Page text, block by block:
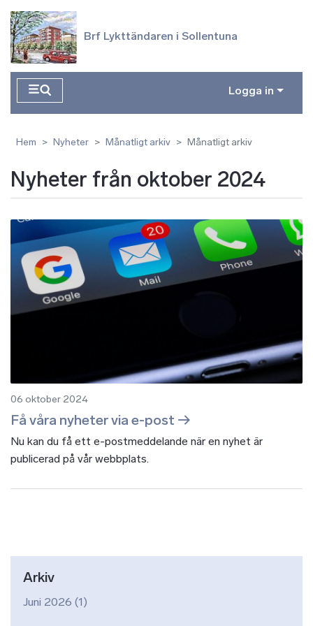
Brf Lykttändaren i Sollentuna
Logga in
Hem Nyheter Månatligt arkiv Månatligt arkiv
Nyheter från oktober 2024
06 oktober 2024
Få våra nyheter via e-post
Nu kan du få ett e-postmeddelande när en nyhet är
publicerad på vår webbplats.
Arkiv
Juni 2026 (1)